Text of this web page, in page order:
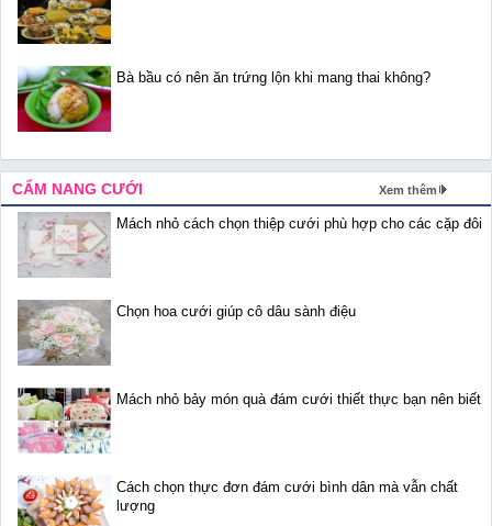
Bà bầu có nên ăn trứng lộn khi mang thai không?
CẨM NANG CƯỚI Xem thêm
Mách nhỏ cách chọn thiệp cưới phù hợp cho các cặp đôi
Chọn hoa cưới giúp cô dâu sành điệu
Mách nhỏ bảy món quà đám cưới thiết thực bạn nên biết
Cách chọn thực đơn đám cưới bình dân mà vẫn chất
lượng